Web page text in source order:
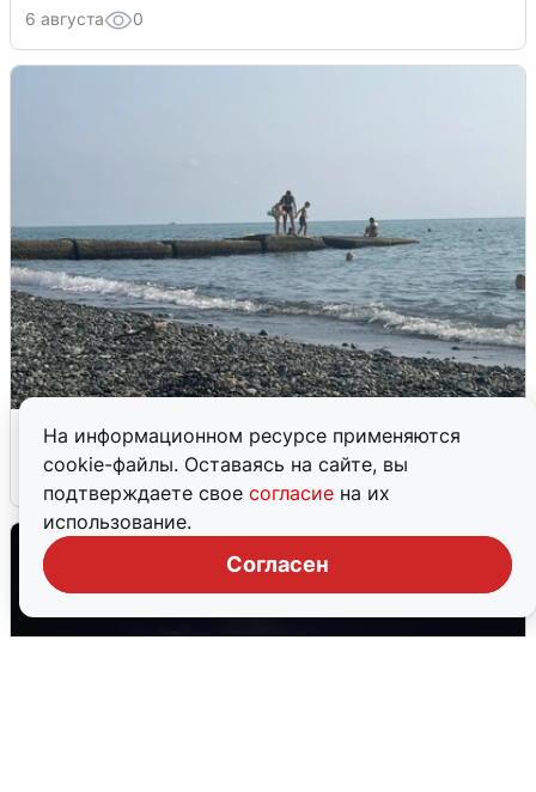
На информационном ресурсе применяются
cookie-файлы. Оставаясь на сайте, вы
подтверждаете свое согласие на их
использование.
Согласен
6 августа 0
Сирены в Сочи: новая угроза БПЛА
6 августа 0